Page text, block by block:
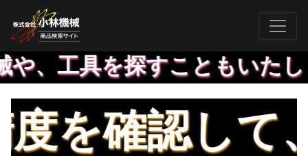
具を探すこともいたしま
確認して